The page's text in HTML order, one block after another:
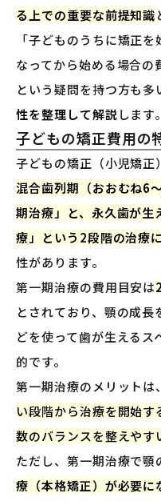
る上での重要な前提知識
「子どものうちに矯正
なってから始める場合の
という疑問を持つ方も多
性を整理して解説します。
子どもの矯正費用の
子どもの矯正（小児矯正
混合歯列期（おおむね6
期治療」と、永久歯が生
療」という2段階の治療
性があります。
第一期治療の費用目安は
とされており、顎の成
どを使って歯が生えるス
的です。
第一期治療のメリットは
い段階から治療を開始
数のバランスを整えやす
ただし、第一期治療で顎
療（本格矯正）が必要に